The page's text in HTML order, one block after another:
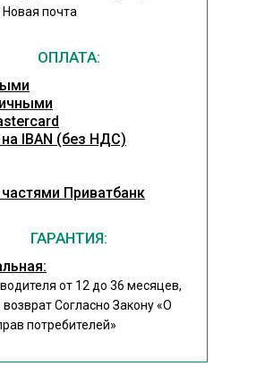
почта
ОПЛАТА:
IBAN (без НДС)
Приватбанк
ГАРАНТИЯ:
от 12 до 36 месяцев,
Согласно Закону«О
потребителей»